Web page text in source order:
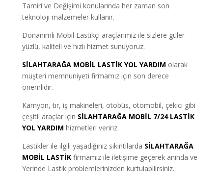
Tamiri ve Değişimi konularında her zaman son
teknoloji malzemeler kullanır.
Donanımlı Mobil Lastikçi araçlarımız ile sizlere güler
yüzlü, kaliteli ve hızlı hizmet sunuyoruz.
SİLAHTARAĞA MOBİL LASTİK YOL YARDIM olarak
müşteri memnuniyeti firmamız için son derece
önemlidir.
Kamyon, tır, iş makineleri, otobüs, otomobil, çekici gibi
çeşitli araçlar için SİLAHTARAĞA MOBİL 7/24 LASTİK
YOL YARDIM hizmetleri veririz.
Lastikler ile ilgili yaşadığınız sıkıntılarda SİLAHTARAĞA
MOBİL LASTİKfirmamız ile iletişime geçerek anında ve
Yerinde Lastik problemlerinizden kurtulabilirsiniz.